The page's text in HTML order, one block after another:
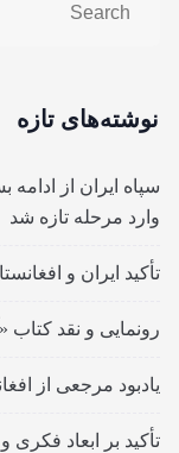
نوشته‌های تازه
سپاه ایران از ادامه
وارد مرحله تازه شد
تأکید ایران و
رونمایی و نقد کتاب
یادبود مرجعی از
تأکید بر ابعاد